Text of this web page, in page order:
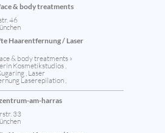
& body treatments
46
Haarentfernung / Laser
& body treatments »
Kosmetikstudios ,
, Laser
Laserepilation ,
am-harras
33